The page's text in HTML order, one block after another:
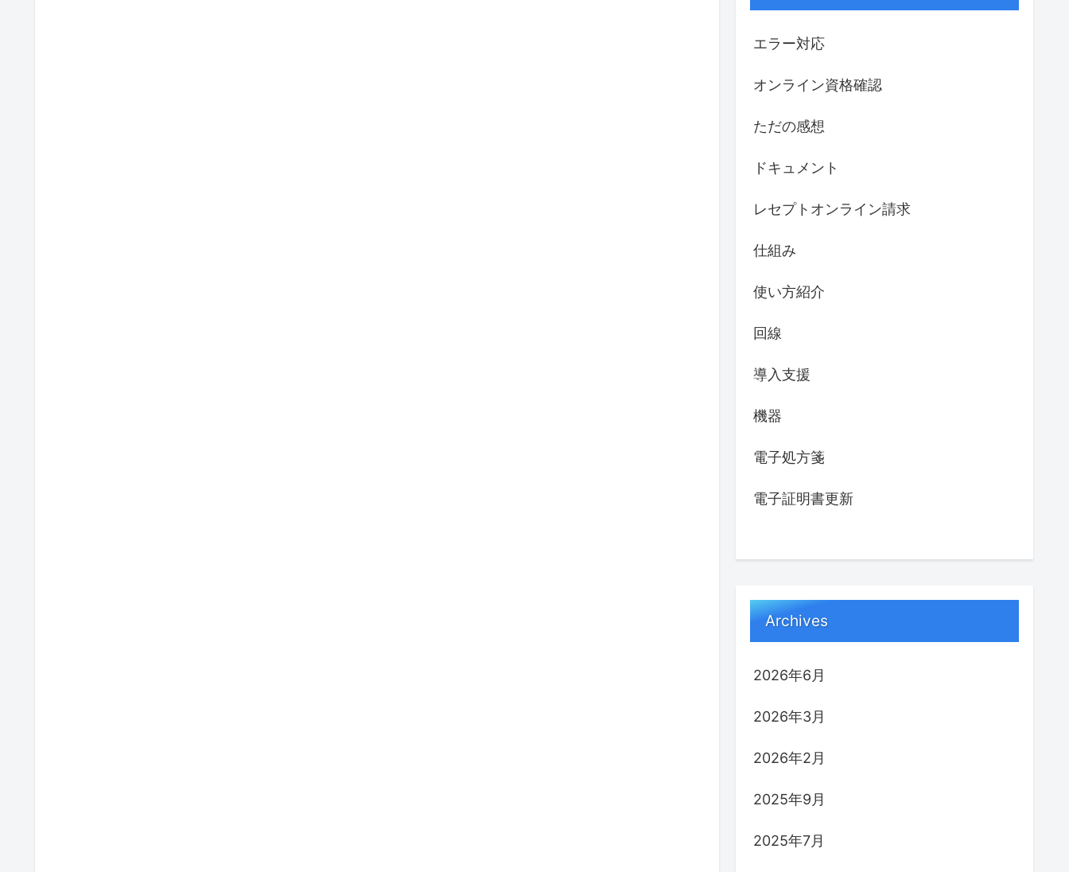
エラー対応
オンライン資格確認
ただの感想
ドキュメント
レセプトオンライン請求
仕組み
使い方紹介
回線
導入支援
機器
電子処方箋
電子証明書更新
Archives
2026年6月
2026年3月
2026年2月
2025年9月
2025年7月